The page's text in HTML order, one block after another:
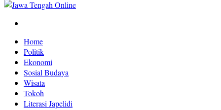
Berita Jawa Tengah Terbaru dan Terkini
Home
Politik
Ekonomi
Sosial Budaya
Wisata
Tokoh
Literasi Japelidi